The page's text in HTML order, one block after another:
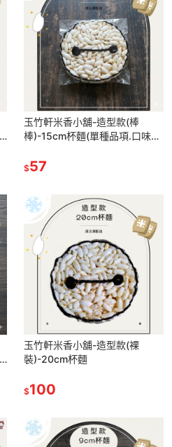
玉竹軒米香小舖-造型款(棒
棒)-15cm杯麵(單種品項.口味至
$57
玉竹軒米香小舖-造型款(裸
裝)-20cm杯麵
$100